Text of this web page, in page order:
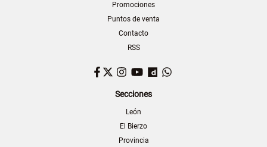
Promociones
Puntos de venta
Contacto
RSS
Facebook
TwitterInstagram
YouTubeDailymotion
Secciones
León
El Bierzo
Provincia